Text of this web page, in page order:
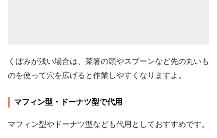
くぼみが浅い場合は、菜箸の頭やスプーンなど先の丸いも
のを使って穴を広げると作業しやすくなりますよ。
マフィン型・ドーナツ型で代用
マフィン型やドーナツ型なども代用としておすすめです。